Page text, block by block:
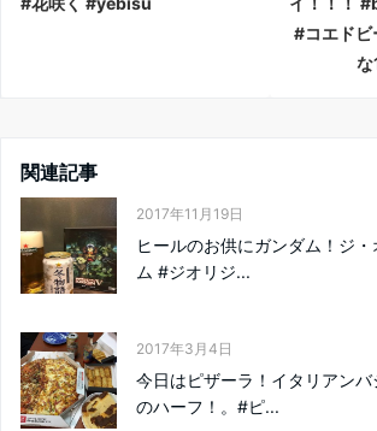
#コエドビ
な
関連記事
2017年11月19日
ヒールのお供にガンダム！ジ
ム #ジオリジ...
2017年3月4日
今日はピザーラ！イタリアン
のハーフ！。#ピ...